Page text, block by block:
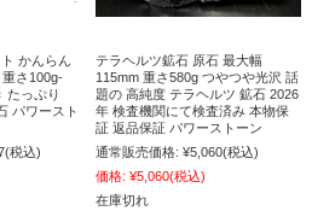
かんらん
さ100g-
たっぷり
パワースト
(税込)
テラヘルツ鉱石 原石 最大幅
115mm 重さ580g つやつや光沢 話
題の 高純度 テラヘルツ 鉱石 2026
年 検査機関にて検査済み 本物保
証 返品保証 パワーストーン
通常販売価格: ¥5,060(税込)
価格: ¥5,060(税込)
在庫切れ